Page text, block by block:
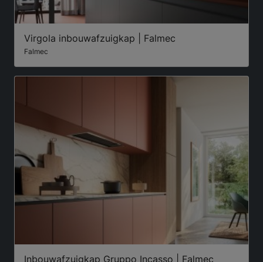
Virgola inbouwafzuigkap | Falmec
Falmec
Inbouwafzuigkap Gruppo Incasso | Falmec